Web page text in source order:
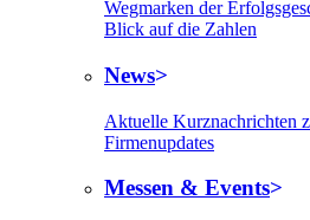
Wegmarken der
Blick auf die Zahlen
News
Aktuelle Kurznachrichten
Firmenupdates
Messen & Events